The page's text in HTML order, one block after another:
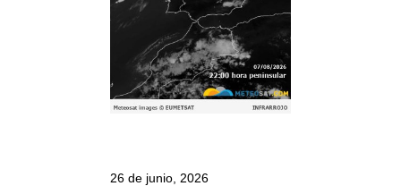
26 de junio, 2026